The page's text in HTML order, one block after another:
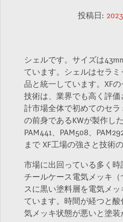
投稿日:
シェルです。サイズは
ています。シェルはセラ
品と統一しています。XF
技術は、業界でも高く評
計市場全体で初めてのセラ
の前身であるKWが製作し
PAM441、PAM508、
まで XF工場の強さと技術
市場に出回っている多く時
チールケース電気メッキ
スに黒い塗料層を電気メ
ています。時間が経つと
気メッキ状態が悪いと塗